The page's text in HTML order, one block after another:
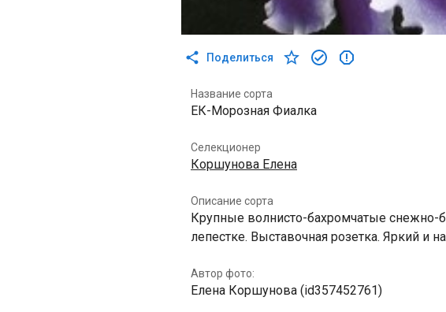
Поделиться
Название сорта
ЕК-Морозная Фиалка
Селекционер
Коршунова Елена
Описание сорта
Крупные волнисто-бахромчатые
лепестке. Выставочная розетка. Яркий и
Автор фото:
Елена Коршунова (id357452761)